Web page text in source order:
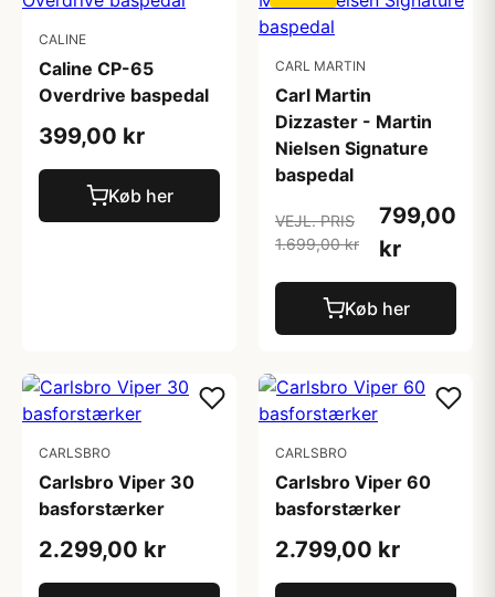
CALINE
Caline CP-65
Overdrive baspedal
399,00 kr
Køb her
CARL MARTIN
Carl Martin
Dizzaster - Martin
Nielsen Signature
baspedal
VEJL. PRIS
1.699,00 kr
799,00
kr
Køb her
CARLSBRO
Carlsbro Viper 30
basforstærker
2.299,00 kr
CARLSBRO
Carlsbro Viper 60
basforstærker
2.799,00 kr